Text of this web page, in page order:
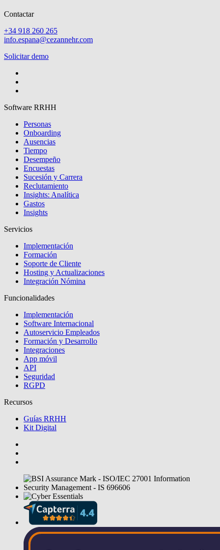
Contactar
+34 918 260 265
info.espana@cezannehr.com
Solicitar demo
Software RRHH
Personas
Onboarding
Ausencias
Tiempo
Desempeño
Encuestas
Sucesión y Carrera
Reclutamiento
Insights: Analítica
Gastos
Insights
Servicios
Implementación
Formación
Soporte de Cliente
Hosting y Actualizaciones
Integración Nómina
Funcionalidades
Implementación
Software Internacional
Autoservicio Empleados
Formación y Desarrollo
Integraciones
App móvil
API
Seguridad
RGPD
Recursos
Guías RRHH
Kit Digital